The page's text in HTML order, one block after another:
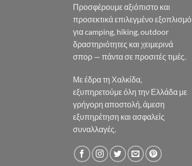
Προσφέρουμε αξιόπιστο και
προσεκτικά επιλεγμένο εξοπλισμό
για camping, hiking, outdoor
δραστηριότητες και χειμερινά
σπορ — πάντα σε προσιτές τιμές.
Με έδρα τη Χαλκίδα,
εξυπηρετούμε όλη την Ελλάδα με
γρήγορη αποστολή, άμεση
εξυπηρέτηση και ασφαλείς
συναλλαγές.